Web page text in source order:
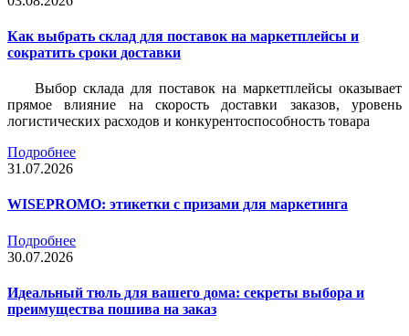
Как выбрать склад для поставок на маркетплейсы и
сократить сроки доставки
Выбор склада для поставок на маркетплейсы оказывает
прямое влияние на скорость доставки заказов, уровень
логистических расходов и конкурентоспособность товара
Подробнее
31.07.2026
WISEPROMO: этикетки с призами для маркетинга
Подробнее
30.07.2026
Идеальный тюль для вашего дома: секреты выбора и
преимущества пошива на заказ